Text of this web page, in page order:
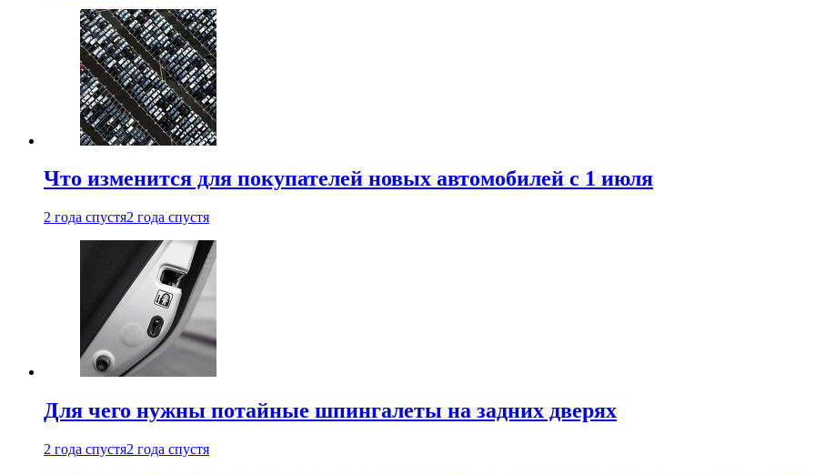
Что изменится для покупателей новых автомобилей с 1 июля
2 года спустя2 года спустя
Для чего нужны потайные шпингалеты на задних дверях
2 года спустя2 года спустя